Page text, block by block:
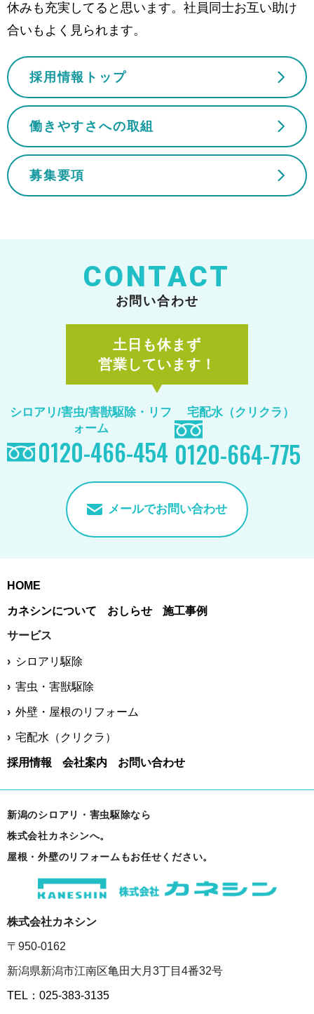
休みも充実してると思います。社員同士お互い助け
合いもよく見られます。
採用情報トップ
働きやすさへの取組
募集要項
CONTACT
お問い合わせ
土日も休まず
営業しています！
シロアリ/害虫/害獣駆除・リフ
ォーム
0120-466-454
宅配水（クリクラ）
0120-664-775
メールでお問い合わせ
HOME
カネシンについて おしらせ 施工事例
サービス
シロアリ駆除
害虫・害獣駆除
外壁・屋根のリフォーム
宅配水（クリクラ）
採用情報 会社案内 お問い合わせ
新潟のシロアリ・害虫駆除なら
株式会社カネシンへ。
屋根・外壁のリフォームもお任せください。
株式会社カネシン
〒950-0162
新潟県新潟市江南区亀田大月3丁目4番32号
TEL：025-383-3135